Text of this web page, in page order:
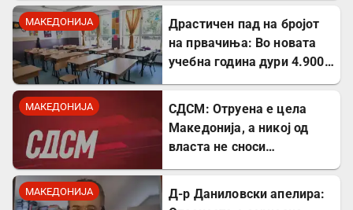
МАКЕДОНИЈА
Драстичен пад на бројот
на првачиња: Во новата
учебна година дури 4.900
МАКЕДОНИЈА
СДСМ: Отруена е цела
Македонија, а никој од
власта не сноси
МАКЕДОНИЈА
Д-р Даниловски апелира: